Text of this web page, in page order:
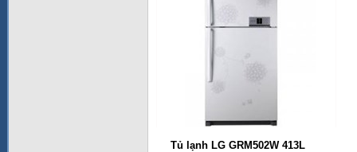
Tủ lạnh LG GRM502W 413L